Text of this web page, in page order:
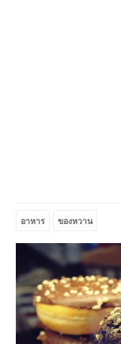
อาหาร ของหวาน